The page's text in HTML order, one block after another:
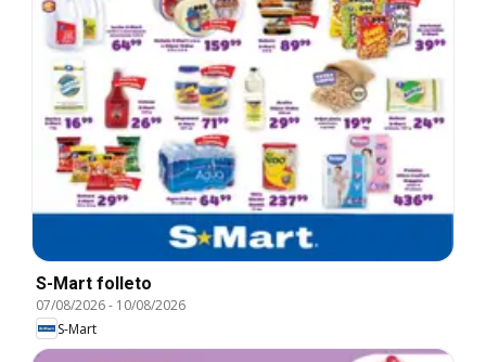
S-Mart folleto
07/08/2026- 10/08/2026
S-Mart